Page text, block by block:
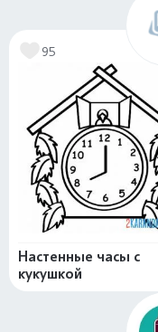
95
Настенные часы с
кукушкой